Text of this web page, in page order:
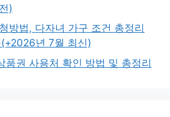
)
방법, 다자녀 가구 조건 총정리
년 7월 최신)
품권 사용처 확인 방법 및 총정리